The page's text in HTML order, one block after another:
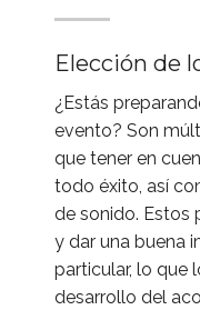
Elección de
¿Estás
evento? Son
que tener en
todo éxito, así
de sonido. Estos
y dar una buena
particular, lo que
desarrollo del